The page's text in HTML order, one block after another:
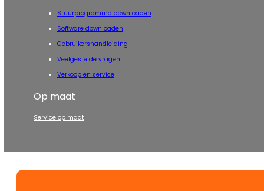
Stuurprogramma downloaden
Software downloaden
Gebruikershandleiding
Veelgestelde vragen
Verkoop en service
Op maat
Service op maat